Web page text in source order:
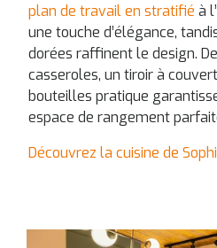
plan de travail en stratifié à
une touche d’élégance,
dorées raffinent le design.
casseroles, un tiroir à
bouteilles pratique
espace de rangement
Découvrez la cuisine de